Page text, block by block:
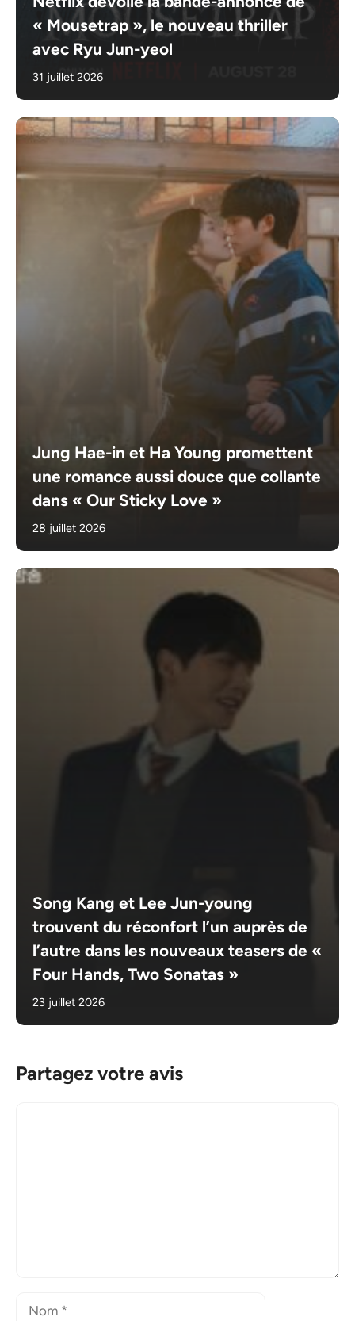
« Mousetrap », le nouveau thriller
avec Ryu Jun-yeol
31 juillet 2026
Jung Hae-in et Ha Young promettent
une romance aussi douce que collante
dans « Our Sticky Love »
28 juillet 2026
Song Kang et Lee Jun-young
trouvent du réconfort l’un auprès de
l’autre dans les nouveaux teasers de «
Four Hands, Two Sonatas »
23 juillet 2026
Partagez votre avis
Nom